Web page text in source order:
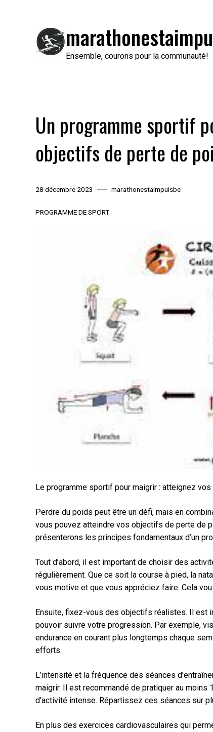
Ensemble, courons pour la communauté!
Un programme sportif
objectifs de perte de
28 décembre 2023 marathonestaimpuisbe
PROGRAMME DE SPORT
Le programme sportif pour maigrir : atteignez
Perdre du poids peut être un défi, mais en
vous pouvez atteindre vos objectifs de perte de
présenterons les principes fondamentaux d’un
Tout d’abord, il est important de choisir des
régulièrement. Que ce soit la course à pied, la
vous motive et que vous appréciez faire. Cela
Ensuite, fixez-vous des objectifs réalistes. Il est
pouvoir suivre votre progression. Par exemple,
endurance en courant plus longtemps chaque
efforts.
L’intensité et la fréquence des séances
maigrir. Il est recommandé de pratiquer au
d’activité intense. Répartissez ces séances sur
En plus des exercices cardiovasculaires qui